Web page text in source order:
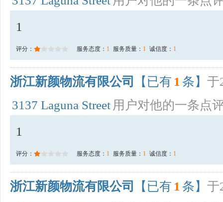
1
评分： 服务态度： 1 服务质量： 1 诚信度： 1
浙江新颜物流有限公司 【已有 1 条】 于
3137 Laguna Street 用户对他的一条点
1
评分： 服务态度： 1 服务质量： 1 诚信度： 1
浙江新颜物流有限公司 【已有 1 条】 于